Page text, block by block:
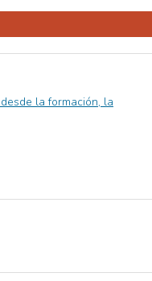
la formación, la